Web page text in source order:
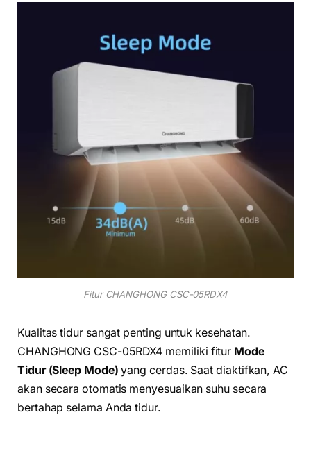
Fitur CHANGHONG CSC-05RDX4
Kualitas tidur sangat penting untuk kesehatan.
CHANGHONG CSC-05RDX4 memiliki fitur Mode
Tidur (Sleep Mode) yang cerdas. Saat diaktifkan, AC
akan secara otomatis menyesuaikan suhu secara
bertahap selama Anda tidur.